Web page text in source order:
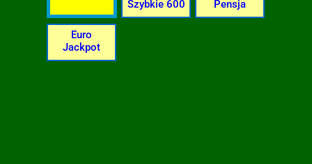
Szybkie 600
Pensja
Euro
Jackpot